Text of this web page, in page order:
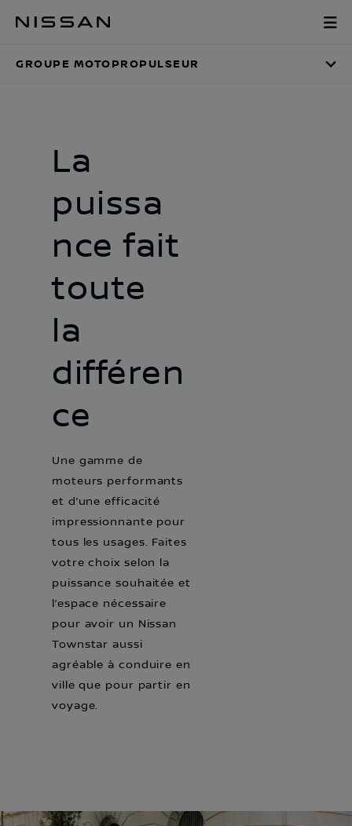
au
principal
Groupe
GROUPE MOTOPROPULSEUR
La
puissa
nce fait
toute
la
différen
ce
Une gamme de
moteurs performants
et d’une efficacité
impressionnante pour
tous les usages. Faites
votre choix selon la
puissance souhaitée et
l’espace nécessaire
pour avoir un Nissan
Townstar aussi
agréable à conduire en
ville que pour partir en
voyage.